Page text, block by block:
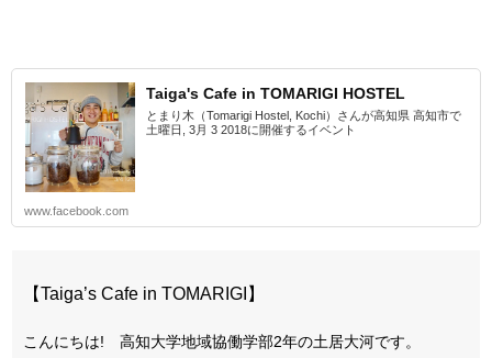
Taiga's Cafe in TOMARIGI HOSTEL
とまり木（Tomarigi Hostel, Kochi）さんが高知県 高知市で
土曜日, 3月 3 2018に開催するイベント
www.facebook.com
【Taiga’s Cafe in TOMARIGI】
こんにちは! 高知大学地域協働学部2年の土居大河です。